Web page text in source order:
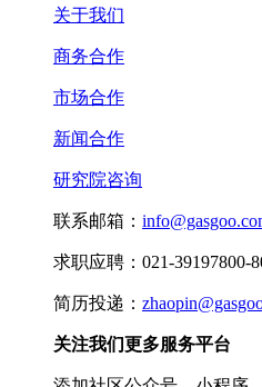
关于我们
商务合作
市场合作
新闻合作
研究院咨询
联系邮箱：
求职应聘：021-39197800-
简历投递：
关注我们更多服务平台